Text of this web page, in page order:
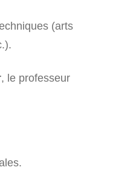
(arts
, le professeur